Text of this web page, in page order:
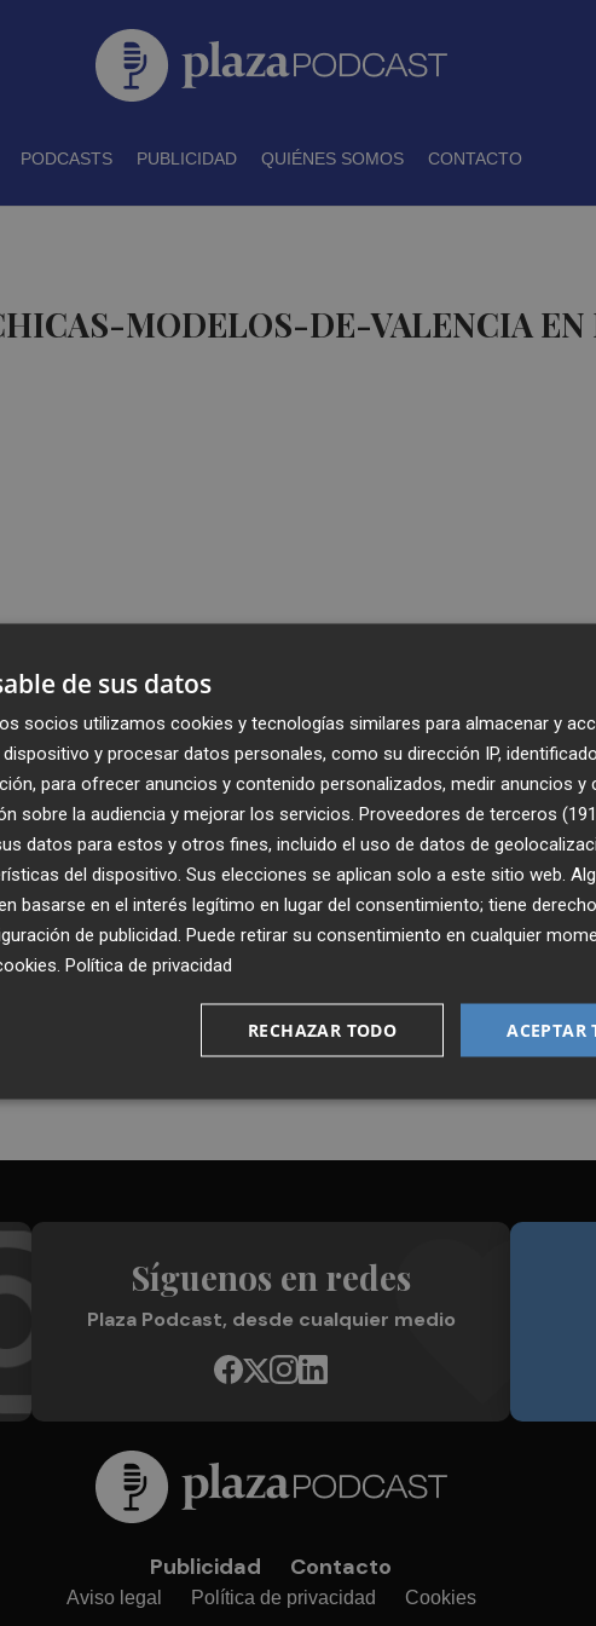
PODCASTS PUBLICIDAD QUIÉNES SOMOS CONTACTO
MODELOS-DE-VALENCIA EN
Recibe toda la actualidad de
Plaza Podcast en tu correo
Síguenos en redes
Plaza Podcast, desde cualquier medio
Publicidad Contacto
Aviso legal Política de privacidad Cookies
de sus datos
socios utilizamos cookies y tecnologías similares para almacenar y
y procesar datos personales, como su dirección IP,
para ofrecer anuncios y contenido personalizados, medir anuncios y
sobre la audiencia y mejorar los servicios. Proveedores de terceros
datos para estos y otros fines, incluido el uso de datos de
del dispositivo. Sus elecciones se aplican solo a este sitio web.
basarse en el interés legítimo en lugar del consentimiento; tiene
de publicidad . Puede retirar su consentimiento en cualquier
Política de privacidad
ACEPTAR
RECHAZAR TODO